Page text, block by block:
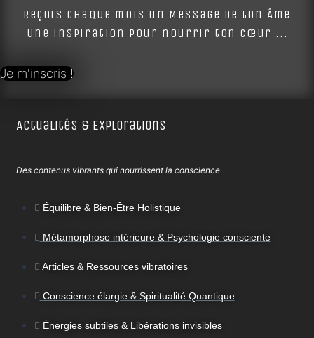
Reçois chaque mois un Message de ton Âme
une inspiration pour nourrir ton cœur ...
Je m'inscris !
Actualités & Explorations
Des contenus vibrants qui nourrissent la conscience
Équilibre & Bien-Être Holistique
Métamorphose intérieure & Psychologie consciente
Articles & Ressources vibratoires
Conscience élargie & Spiritualité Quantique
Énergies subtiles & Libérations invisibles